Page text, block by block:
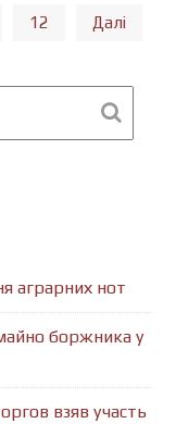
12 Далі
аграрних нот
боржника у
взяв участь